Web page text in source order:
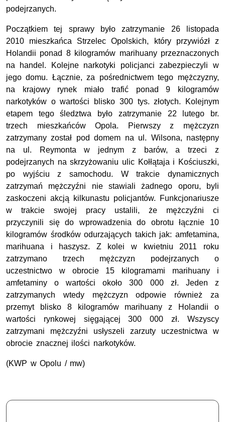
podejrzanych.
Początkiem tej sprawy było zatrzymanie 26 listopada
2010 mieszkańca Strzelec Opolskich, który przywiózł z
Holandii ponad 8 kilogramów marihuany przeznaczonych
na handel. Kolejne narkotyki policjanci zabezpieczyli w
jego domu. Łącznie, za pośrednictwem tego mężczyzny,
na krajowy rynek miało trafić ponad 9 kilogramów
narkotyków o wartości blisko 300 tys. złotych. Kolejnym
etapem tego śledztwa było zatrzymanie 22 lutego br.
trzech mieszkańców Opola. Pierwszy z mężczyzn
zatrzymany został pod domem na ul. Wilsona, następny
na ul. Reymonta w jednym z barów, a trzeci z
podejrzanych na skrzyżowaniu ulic Kołłątaja i Kościuszki,
po wyjściu z samochodu. W trakcie dynamicznych
zatrzymań mężczyźni nie stawiali żadnego oporu, byli
zaskoczeni akcją kilkunastu policjantów. Funkcjonariusze
w trakcie swojej pracy ustalili, że mężczyźni ci
przyczynili się do wprowadzenia do obrotu łącznie 10
kilogramów środków odurzających takich jak: amfetamina,
marihuana i haszysz. Z kolei w kwietniu 2011 roku
zatrzymano trzech mężczyzn podejrzanych o
uczestnictwo w obrocie 15 kilogramami marihuany i
amfetaminy o wartości około 300 000 zł. Jeden z
zatrzymanych wtedy mężczyzn odpowie również za
przemyt blisko 8 kilogramów marihuany z Holandii o
wartości rynkowej sięgającej 300 000 zł. Wszyscy
zatrzymani mężczyźni usłyszeli zarzuty uczestnictwa w
obrocie znacznej ilości narkotyków.
(KWP w Opolu / mw)